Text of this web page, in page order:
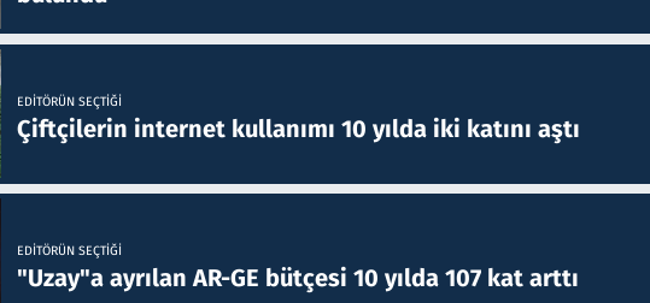
EDITÖRÜN SEÇTIĞI
Çiftçilerin internet kullanımı 10 yılda iki katını aştı
EDITÖRÜN SEÇTIĞI
"Uzay"a ayrılan AR-GE bütçesi 10 yılda 107 kat arttı